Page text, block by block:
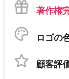
著作権
ロゴの
顧客評